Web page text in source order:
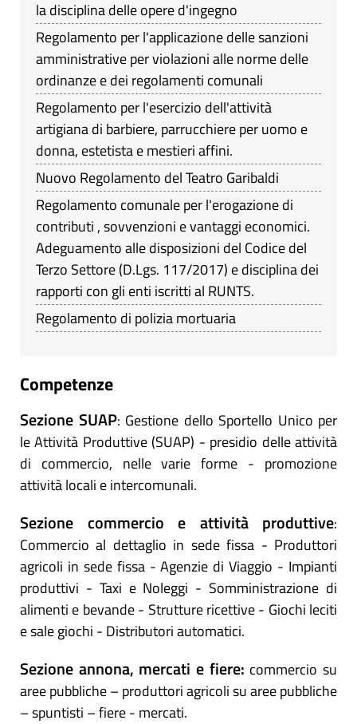
la disciplina delle opere d'ingegno
Regolamento per l'applicazione delle sanzioni
amministrative per violazioni alle norme delle
ordinanze e dei regolamenti comunali
Regolamento per l'esercizio dell'attività
artigiana di barbiere, parrucchiere per uomo e
donna, estetista e mestieri affini.
Nuovo Regolamento del Teatro Garibaldi
Regolamento comunale per l'erogazione di
contributi , sovvenzioni e vantaggi economici.
Adeguamento alle disposizioni del Codice del
Terzo Settore (D.Lgs. 117/2017) e disciplina dei
rapporti con gli enti iscritti al RUNTS.
Regolamento di polizia mortuaria
Competenze
Sezione SUAP: Gestione dello Sportello Unico per
le Attività Produttive (SUAP) - presidio delle attività
di commercio, nelle varie forme - promozione
attività locali e intercomunali.
Sezione commercio e attività produttive:
Commercio al dettaglio in sede fissa - Produttori
agricoli in sede fissa - Agenzie di Viaggio - Impianti
produttivi - Taxi e Noleggi - Somministrazione di
alimenti e bevande - Strutture ricettive - Giochi leciti
e sale giochi - Distributori automatici.
Sezione annona, mercati e fiere: commercio su
aree pubbliche – produttori agricoli su aree pubbliche
– spuntisti – fiere - mercati.